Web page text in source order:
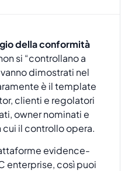
della conformità
si “controllano a
vanno dimostrati nel
è il template
clienti e regolatori
owner nominati e
il controllo opera.
evidence-
enterprise, così puoi